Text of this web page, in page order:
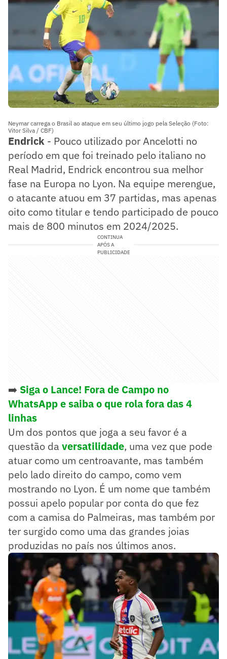
Neymar carrega o Brasil ao ataque em seu último jogo pela Seleção (Foto:
Vitor Silva / CBF)
Endrick - Pouco utilizado por Ancelotti no
período em que foi treinado pelo italiano no
Real Madrid, Endrick encontrou sua melhor
fase na Europa no Lyon. Na equipe merengue,
o atacante atuou em 37 partidas, mas apenas
oito como titular e tendo participado de pouco
mais de 800 minutos em 2024/2025.
CONTINUA
APÓS A
PUBLICIDADE
➡️ Siga o Lance! Fora de Campo no
WhatsApp e saiba o que rola fora das 4
linhas
Um dos pontos que joga a seu favor é a
questão da versatilidade, uma vez que pode
atuar como um centroavante, mas também
pelo lado direito do campo, como vem
mostrando no Lyon. É um nome que também
possui apelo popular por conta do que fez
com a camisa do Palmeiras, mas também por
ter surgido como uma das grandes joias
produzidas no país nos últimos anos.